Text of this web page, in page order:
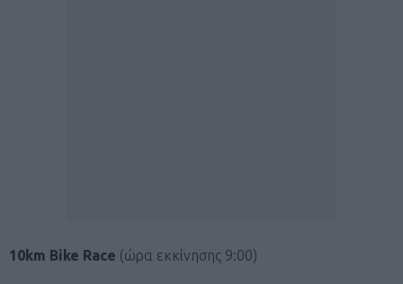
10km Βike Race (ώρα εκκίνησης 9:00)